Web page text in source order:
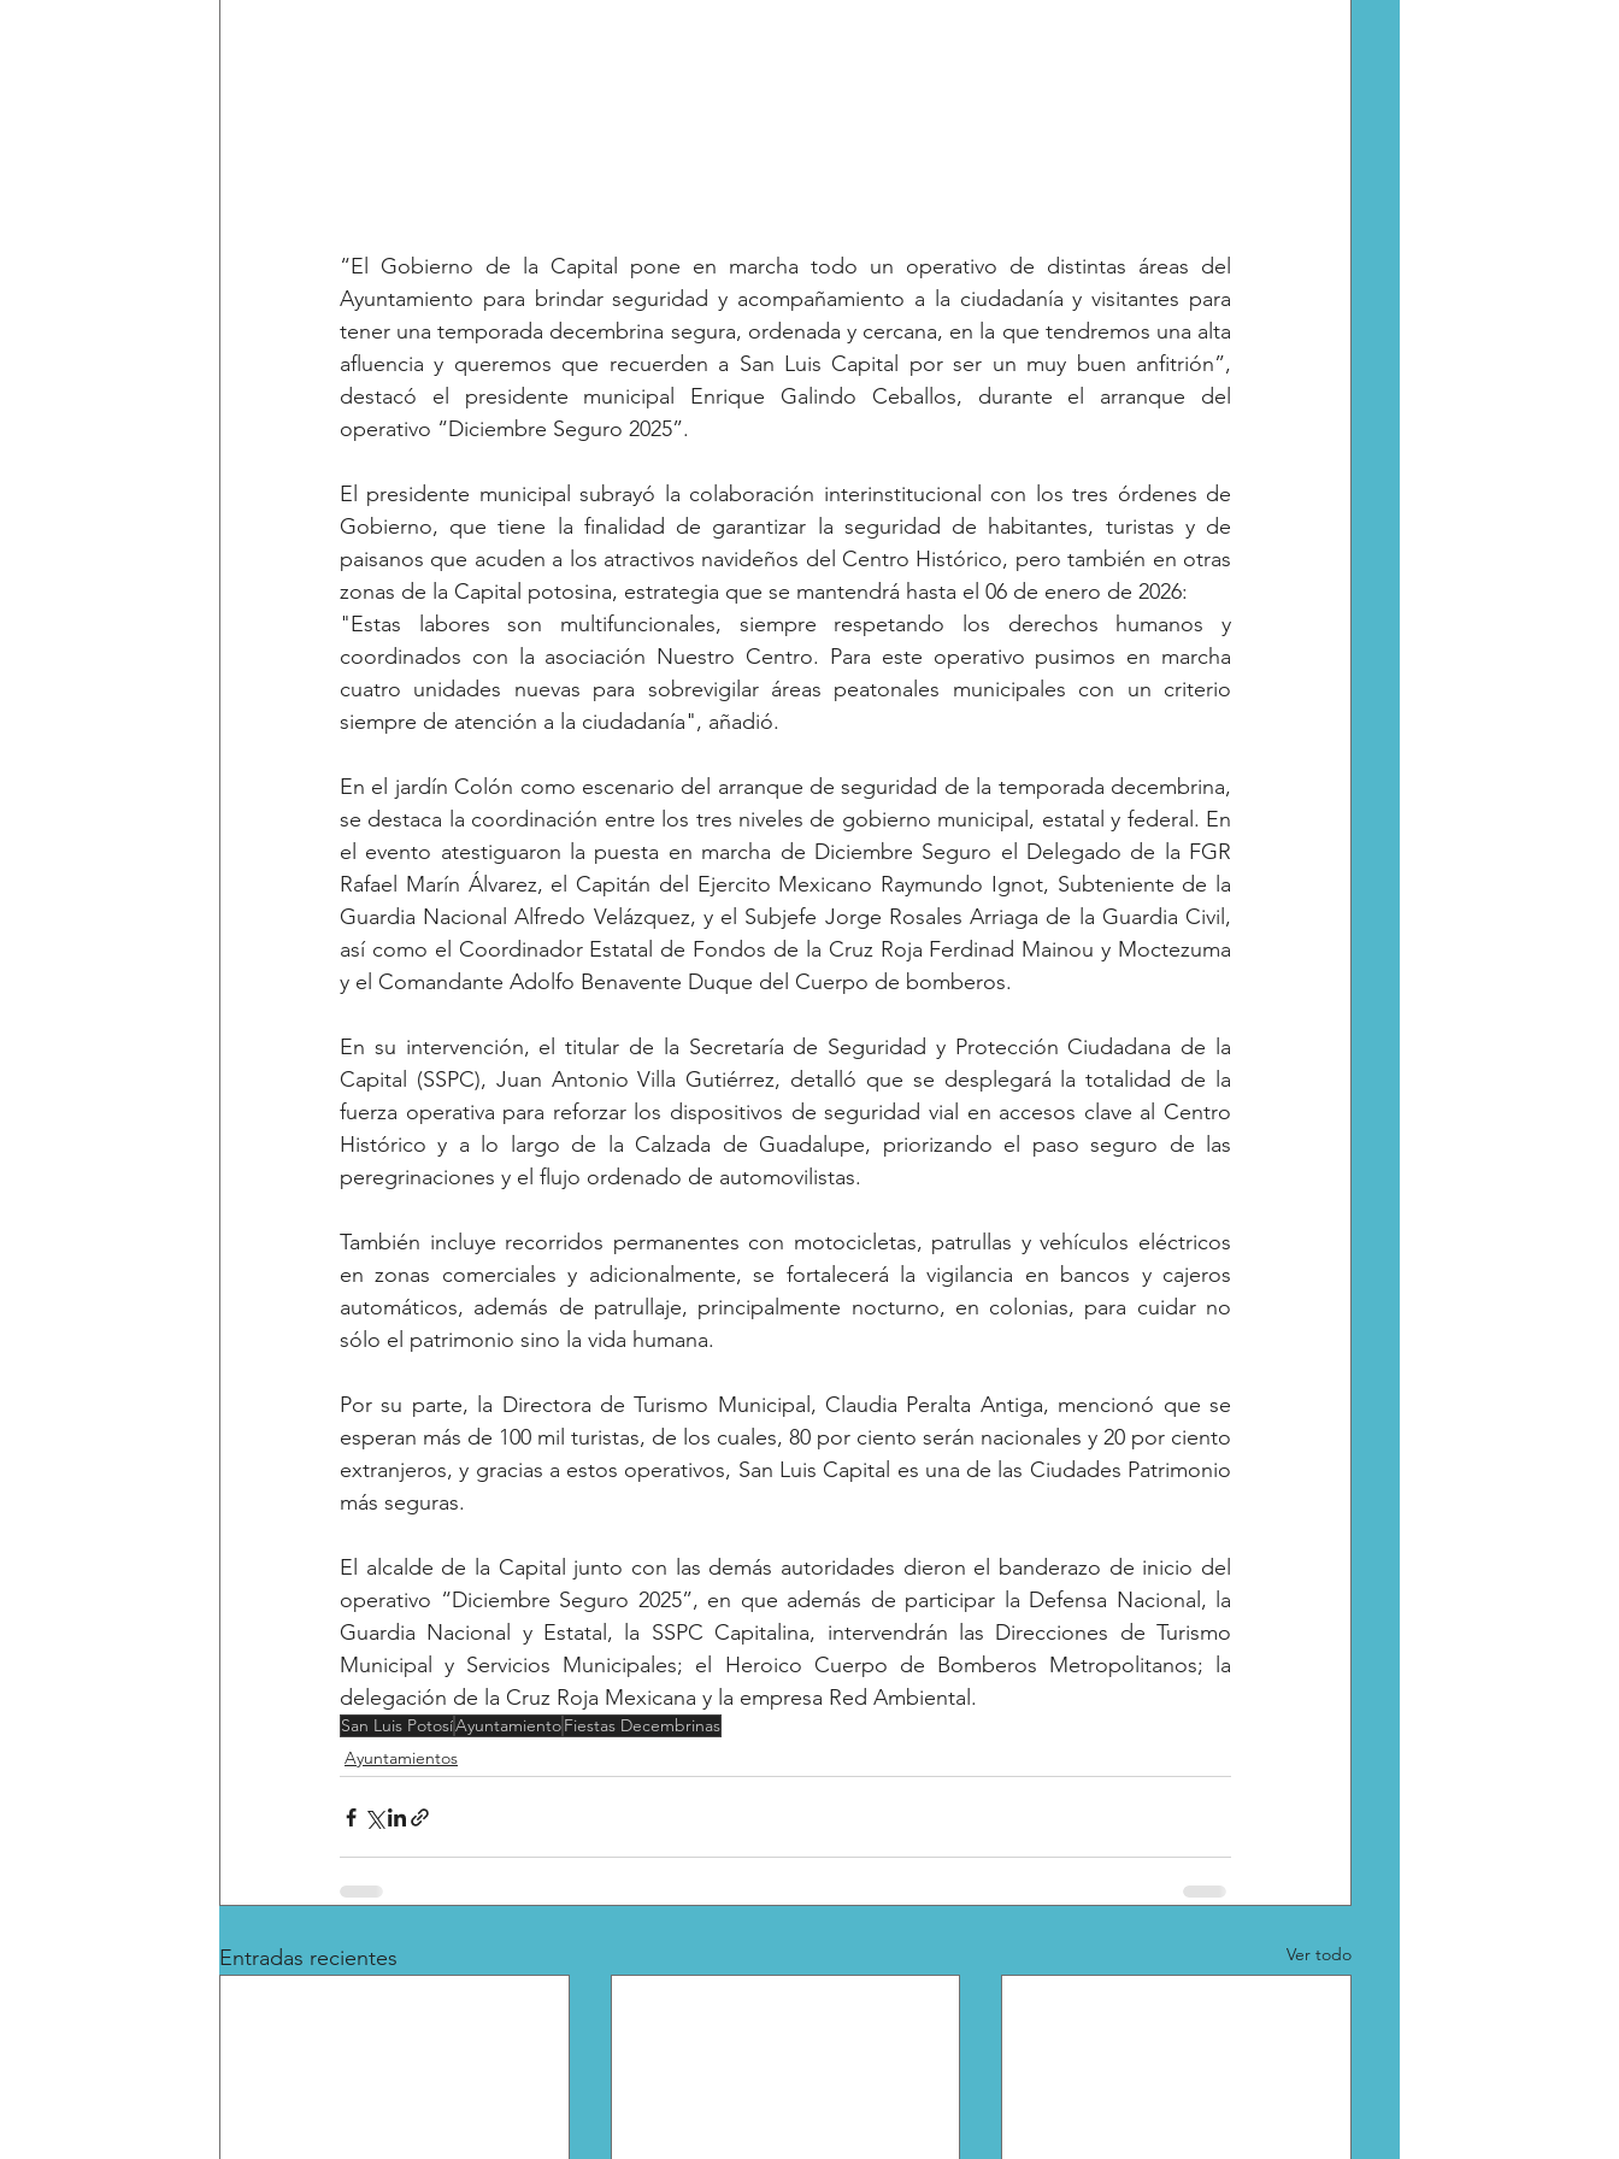
“El Gobierno de la Capital pone en marcha todo un operativo de distintas áreas del
Ayuntamiento para brindar seguridad y acompañamiento a la ciudadanía y visitantes para
tener una temporada decembrina segura, ordenada y cercana, en la que tendremos una alta
afluencia y queremos que recuerden a San Luis Capital por ser un muy buen anfitrión”,
destacó el presidente municipal Enrique Galindo Ceballos, durante el arranque del
operativo “Diciembre Seguro 2025”.
El presidente municipal subrayó la colaboración interinstitucional con los tres órdenes de
Gobierno, que tiene la finalidad de garantizar la seguridad de habitantes, turistas y de
paisanos que acuden a los atractivos navideños del Centro Histórico, pero también en otras
zonas de la Capital potosina, estrategia que se mantendrá hasta el 06 de enero de 2026:
"Estas labores son multifuncionales, siempre respetando los derechos humanos y
coordinados con la asociación Nuestro Centro. Para este operativo pusimos en marcha
cuatro unidades nuevas para sobrevigilar áreas peatonales municipales con un criterio
siempre de atención a la ciudadanía", añadió.
En el jardín Colón como escenario del arranque de seguridad de la temporada decembrina,
se destaca la coordinación entre los tres niveles de gobierno municipal, estatal y federal. En
el evento atestiguaron la puesta en marcha de Diciembre Seguro el Delegado de la FGR
Rafael Marín Álvarez, el Capitán del Ejercito Mexicano Raymundo Ignot, Subteniente de la
Guardia Nacional Alfredo Velázquez, y el Subjefe Jorge Rosales Arriaga de la Guardia Civil,
así como el Coordinador Estatal de Fondos de la Cruz Roja Ferdinad Mainou y Moctezuma
y el Comandante Adolfo Benavente Duque del Cuerpo de bomberos.
En su intervención, el titular de la Secretaría de Seguridad y Protección Ciudadana de la
Capital (SSPC), Juan Antonio Villa Gutiérrez, detalló que se desplegará la totalidad de la
fuerza operativa para reforzar los dispositivos de seguridad vial en accesos clave al Centro
Histórico y a lo largo de la Calzada de Guadalupe, priorizando el paso seguro de las
peregrinaciones y el flujo ordenado de automovilistas.
También incluye recorridos permanentes con motocicletas, patrullas y vehículos eléctricos
en zonas comerciales y adicionalmente, se fortalecerá la vigilancia en bancos y cajeros
automáticos, además de patrullaje, principalmente nocturno, en colonias, para cuidar no
sólo el patrimonio sino la vida humana.
Por su parte, la Directora de Turismo Municipal, Claudia Peralta Antiga, mencionó que se
esperan más de 100 mil turistas, de los cuales, 80 por ciento serán nacionales y 20 por ciento
extranjeros, y gracias a estos operativos, San Luis Capital es una de las Ciudades Patrimonio
más seguras.
El alcalde de la Capital junto con las demás autoridades dieron el banderazo de inicio del
operativo “Diciembre Seguro 2025”, en que además de participar la Defensa Nacional, la
Guardia Nacional y Estatal, la SSPC Capitalina, intervendrán las Direcciones de Turismo
Municipal y Servicios Municipales; el Heroico Cuerpo de Bomberos Metropolitanos; la
delegación de la Cruz Roja Mexicana y la empresa Red Ambiental.
San Luis PotosíAyuntamientoFiestas Decembrinas
Ayuntamientos
Entradas recientes Ver todo